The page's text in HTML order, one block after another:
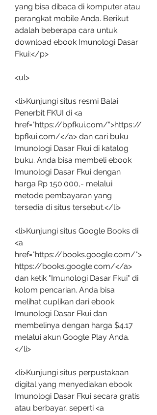
yang bisa dibaca di komputer atau
perangkat mobile Anda. Berikut
adalah beberapa cara untuk
download ebook Imunologi Dasar
Fkui:</p>
<ul>
<li>Kunjungi situs resmi Balai
Penerbit FKUI di <a
href="https://bpfkui.com/">https://
bpfkui.com/</a> dan cari buku
Imunologi Dasar Fkui di katalog
buku. Anda bisa membeli ebook
Imunologi Dasar Fkui dengan
harga Rp 150.000,- melalui
metode pembayaran yang
tersedia di situs tersebut.</li>
<li>Kunjungi situs Google Books di
<a
href="https://books.google.com/">
https://books.google.com/</a>
dan ketik "Imunologi Dasar Fkui" di
kolom pencarian. Anda bisa
melihat cuplikan dari ebook
Imunologi Dasar Fkui dan
membelinya dengan harga $4.17
melalui akun Google Play Anda.
</li>
<li>Kunjungi situs perpustakaan
digital yang menyediakan ebook
Imunologi Dasar Fkui secara gratis
atau berbayar, seperti <a